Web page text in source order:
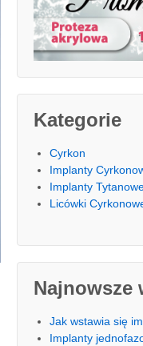
Kategorie
Cyrkon
Implanty
Implanty
Licówki
Najnowsze
Jak wstawia się
Implanty